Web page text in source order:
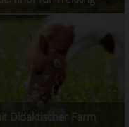
Didaktischer Farm